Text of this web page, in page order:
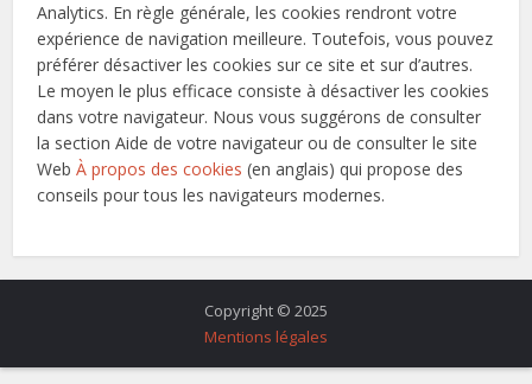
Analytics. En règle générale, les cookies rendront votre
expérience de navigation meilleure. Toutefois, vous pouvez
préférer désactiver les cookies sur ce site et sur d’autres.
Le moyen le plus efficace consiste à désactiver les cookies
dans votre navigateur. Nous vous suggérons de consulter
la section Aide de votre navigateur ou de consulter le site
WebÀ propos des cookies (en anglais) qui propose des
conseils pour tous les navigateurs modernes.
Copyright © 2025
Mentions légales